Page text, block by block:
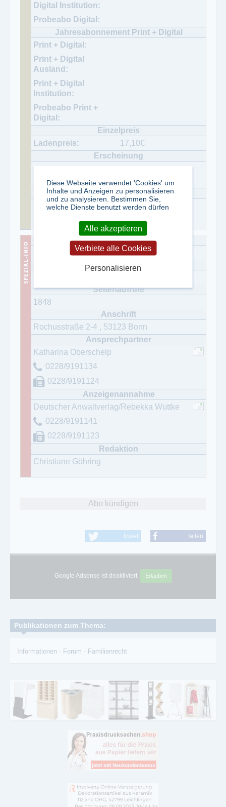
17,10€
August: Doppelausgabe)
8.000
Deutscher Anwaltverlag
1848
Rochusstraße 2-4 , 53123 Bonn
Katharina Oberschelp
0228/9191134
0228/9191124
Deutscher Anwaltverlag/Rebekka Wuttke
0228/9191141
0228/9191123
Christiane Göhring
Abo kündigen
tweet teilen
Google Adsense ist deaktiviert. Erlauben
Publikationen zum Thema:
Informationen - Forum - Familienrecht
Diese Webseite verwendet 'Cookies' um
Inhalte und Anzeigen zu personalisieren
und zu analysieren. Bestimmen Sie,
welche Dienste benutzt werden dürfen
Alle akzeptieren
Verbiete alle Cookies
Personalisieren